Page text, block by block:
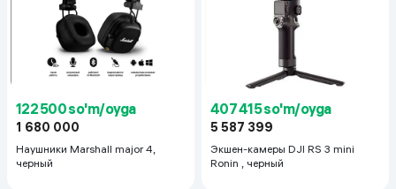
122 500 so'm/oyga
1 680 000
Наушники Marshall major 4,
черный
407 415 so'm/oyga
5 587 399
Экшен-камеры DJI RS 3 mini
Ronin , черный